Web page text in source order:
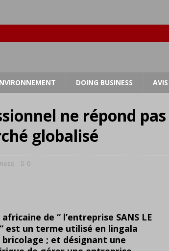
DOING BUSINESS AVIS
ne répond pas
globalisé
0
de “ l’entreprise SANS LE
“ est un terme utilisé en lingala
; et désignant une